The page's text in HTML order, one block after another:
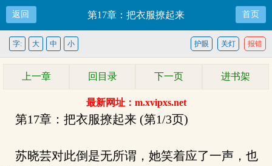
返回 第17章：把衣服撩起来 首页
报错
关灯
护眼
字: 大 中 小
上一章 回目录 下一页 进书架
最新网址：m.xvipxs.net
第17章：把衣服撩起来 (第1/3页)
苏晓芸对此倒是无所谓，她笑着应了一声，也